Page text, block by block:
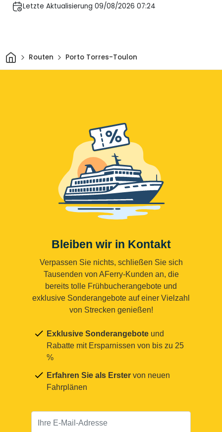
Letzte Aktualisierung 09/08/2026 07:24
HeimRouten Porto Torres-Toulon
Bleiben wir in Kontakt
Verpassen Sie nichts, schließen Sie sich
Tausenden von AFerry-Kunden an, die
bereits tolle Frühbucherangebote und
exklusive Sonderangebote auf einer Vielzahl
von Strecken genießen!
Exklusive Sonderangebote und
Rabatte mit Ersparnissen von bis zu 25
%
Erfahren Sie als Erster von neuen
Fahrplänen